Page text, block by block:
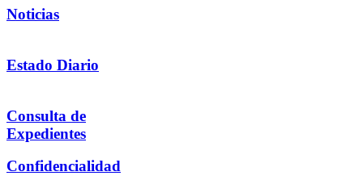
Noticias
Estado Diario
Consulta de
Expedientes
Confidencialidad